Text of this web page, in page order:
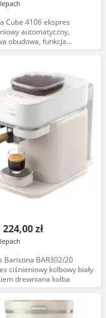
Cube 4106 ekspres
automatyczny,
obudowa, funkcja
mleka, 15 bar,
zł
Baristina BAR302/20
ciśnieniowy kolbowy biały
drewniana kolba